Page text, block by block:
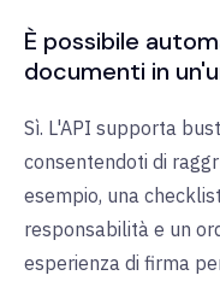
È possibile
documenti in
Sì. L'API supporta
consentendoti di
esempio, una
responsabilità e un
esperienza di firma